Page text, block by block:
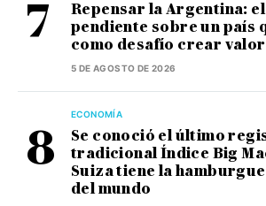
Repensar la Argentina:
pendiente sobre un país
como desafío crear valor
5 DE AGOSTO DE 2026
ECONOMÍA
Se conoció el último
tradicional Índice Big
Suiza tiene la
del mundo